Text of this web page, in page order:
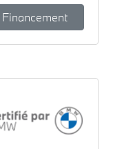
Financement